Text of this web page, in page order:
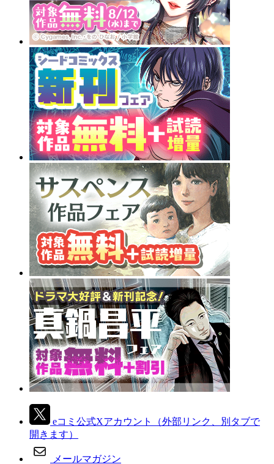
eコミ公式Xアカウント
（外部リンク、別タブで
開きます）
メールマガジン